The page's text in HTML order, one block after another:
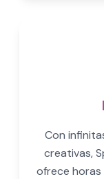
Con
creativas,
ofrece